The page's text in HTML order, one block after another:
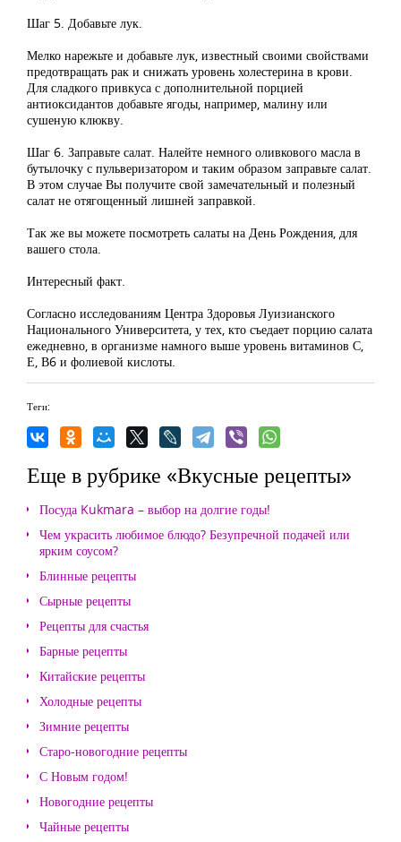
Шаг 5. Добавьте лук.
Мелко нарежьте и добавьте лук, известный своими свойствами
предотвращать рак и снижать уровень холестерина в крови.
Для сладкого привкуса с дополнительной порцией
антиоксидантов добавьте ягоды, например, малину или
сушеную клюкву.
Шаг 6. Заправьте салат. Налейте немного оливкового масла в
бутылочку с пульверизатором и таким образом заправьте салат.
В этом случае Вы получите свой замечательный и полезный
салат не отягощенный лишней заправкой.
Так же вы можете посмотреть салаты на День Рождения, для
вашего стола.
Интересный факт.
Согласно исследованиям Центра Здоровья Луизианского
Национального Университета, у тех, кто съедает порцию салата
ежедневно, в организме намного выше уровень витаминов С,
Е, В6 и фолиевой кислоты.
Теги:
Еще в рубрике «Вкусные рецепты»
Посуда Kukmara – выбор на долгие годы!
Чем украсить любимое блюдо? Безупречной подачей или
ярким соусом?
Блинные рецепты
Сырные рецепты
Рецепты для счастья
Барные рецепты
Китайские рецепты
Холодные рецепты
Зимние рецепты
Старо-новогодние рецепты
С Новым годом!
Новогодние рецепты
Чайные рецепты